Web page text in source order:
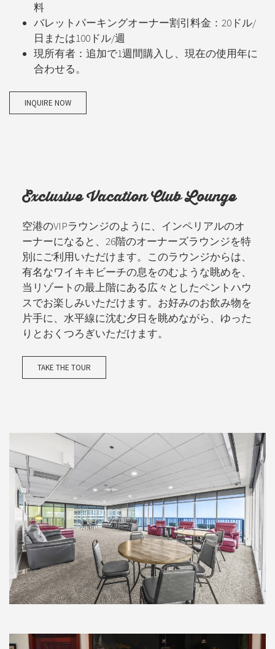
料
バレットパーキングオーナー割引料金：20ドル/
日または100ドル/週
現所有者：追加で1週間購入し、現在の使用年に
合わせる。
INQUIRE NOW
Exclusive Vacation Club Lounge
空港のVIPラウンジのように、インペリアルのオ
ーナーになると、26階のオーナーズラウンジを特
別にご利用いただけます。このラウンジからは、
有名なワイキキビーチの息をのむような眺めを、
当リゾートの最上階にある広々としたペントハウ
スでお楽しみいただけます。お好みのお飲み物を
片手に、水平線に沈む夕日を眺めながら、ゆった
りとおくつろぎいただけます。
TAKE THE TOUR